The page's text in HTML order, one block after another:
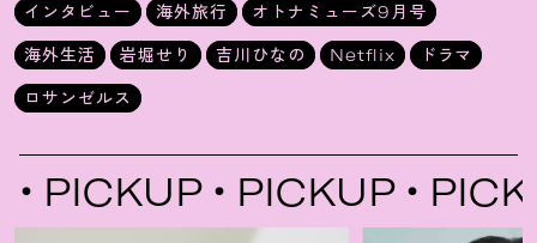
インタビュー
海外旅行
オトナミューズ9月号
海外生活
岩堀せり 吉川ひなの Netflix
ドラマ
ロサンゼルス
PICKUP